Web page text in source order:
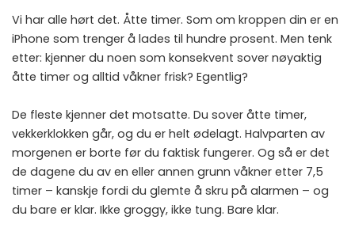
Vi har alle hørt det. Åtte timer. Som om kroppen din er en
iPhone som trenger å lades til hundre prosent. Men tenk
etter: kjenner du noen som konsekvent sover nøyaktig
åtte timer og alltid våkner frisk? Egentlig?
De fleste kjenner det motsatte. Du sover åtte timer,
vekkerklokken går, og du er helt ødelagt. Halvparten av
morgenen er borte før du faktisk fungerer. Og så er det
de dagene du av en eller annen grunn våkner etter 7,5
timer – kanskje fordi du glemte å skru på alarmen – og
du bare er klar. Ikke groggy, ikke tung. Bare klar.